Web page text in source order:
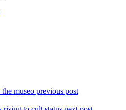
museo previous post